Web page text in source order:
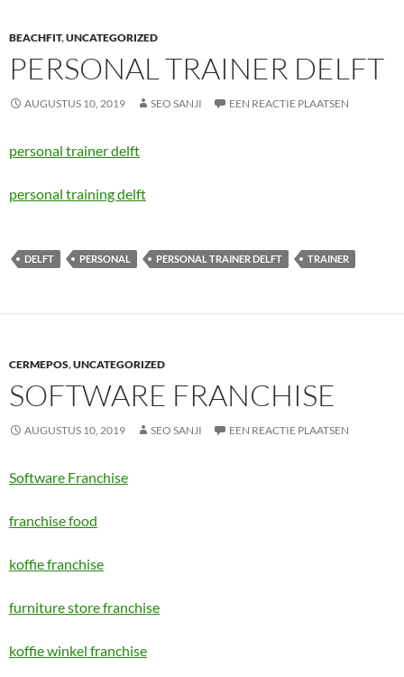
BEACHFIT,UNCATEGORIZED
PERSONAL TRAINER DELFT
AUGUSTUS 10, 2019 SEO SANJI EEN REACTIE PLAATSEN
personal trainer delft
personal training delft
DELFT PERSONAL PERSONAL TRAINER DELFT TRAINER
CERMEPOS,UNCATEGORIZED
SOFTWARE FRANCHISE
AUGUSTUS 10, 2019 SEO SANJI EEN REACTIE PLAATSEN
Software Franchise
franchise food
koffie franchise
furniture store franchise
koffie winkel franchise